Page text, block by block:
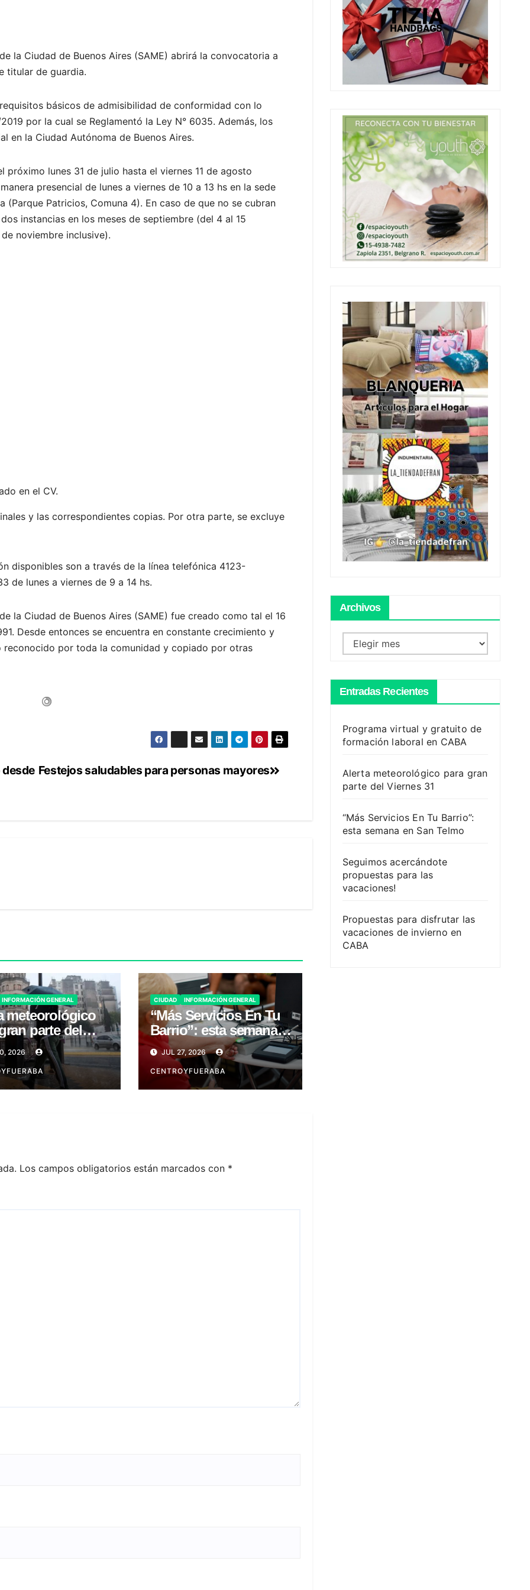
la Ciudad de Buenos Aires (SAME) abrirá la convocatoria a
titular de guardia.
básicos de admisibilidad de conformidad con lo
por la cual se Reglamentó la Ley N° 6035. Además, los
en la Ciudad Autónoma de Buenos Aires.
lunes 31 de julio hasta el viernes 11 de agosto
presencial de lunes a viernes de 10 a 13 hs en la sede
(Parque Patricios, Comuna 4). En caso de que no se cubran
instancias en los meses de septiembre (del 4 al 15
noviembre inclusive).
en el CV.
y las correspondientes copias. Por otra parte, se excluye
disponibles son a través de la línea telefónica 4123-
de lunes a viernes de 9 a 14 hs.
la Ciudad de Buenos Aires (SAME) fue creado como tal el 16
Desde entonces se encuentra en constante crecimiento y
por toda la comunidad y copiado por otras
Festejos saludables para personas mayores
INFORMACIÓN GENERAL
meteorológico
parte del
31
2026
CIUDAD INFORMACIÓN GENERAL
“Más Servicios En Tu
Barrio”: esta semana
en San Telmo
JUL 27, 2026
CENTROYFUERABA
Los campos obligatorios están marcados con *
Archivos
Archivos
Entradas Recientes
Programa virtual y gratuito de
formación laboral en CABA
Alerta meteorológico para gran
parte del Viernes 31
“Más Servicios En Tu Barrio”:
esta semana en San Telmo
Seguimos acercándote
propuestas para las
vacaciones!
Propuestas para disfrutar las
vacaciones de invierno en
CABA